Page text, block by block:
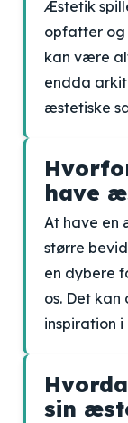
Æstetik
opfatter og
kan være
endda
æstetiske
have
At have en
større
en dybere
os. Det
inspiration
sin